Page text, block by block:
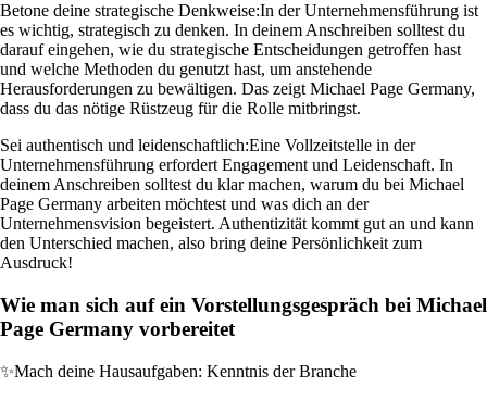
Betone deine strategische Denkweise:In der Unternehmensführung ist
es wichtig, strategisch zu denken. In deinem Anschreiben solltest du
darauf eingehen, wie du strategische Entscheidungen getroffen hast
und welche Methoden du genutzt hast, um anstehende
Herausforderungen zu bewältigen. Das zeigt Michael Page Germany,
dass du das nötige Rüstzeug für die Rolle mitbringst.
Sei authentisch und leidenschaftlich:Eine Vollzeitstelle in der
Unternehmensführung erfordert Engagement und Leidenschaft. In
deinem Anschreiben solltest du klar machen, warum du bei Michael
Page Germany arbeiten möchtest und was dich an der
Unternehmensvision begeistert. Authentizität kommt gut an und kann
den Unterschied machen, also bring deine Persönlichkeit zum
Ausdruck!
Wie man sich auf ein Vorstellungsgespräch bei Michael
Page Germany vorbereitet
✨Mach deine Hausaufgaben: Kenntnis der Branche